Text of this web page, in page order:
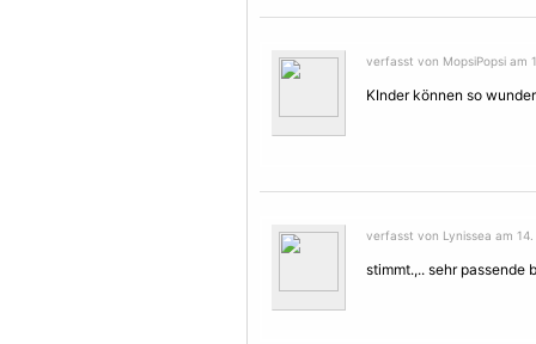
verfasst von MopsiPopsi am
KInder können so
verfasst von Lynissea am
stimmt.,.. sehr passende